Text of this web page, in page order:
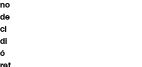
no
de
ci
di
ó